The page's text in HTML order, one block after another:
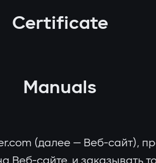
Certificate
Manuals
(далее — Веб-сайт),